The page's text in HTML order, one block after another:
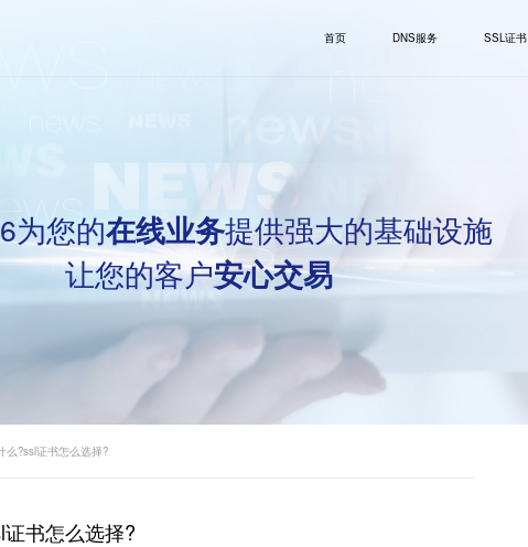
首页 DNS服务 SSL证书
为您的在线业务提供强大的基础设施
让您的客户安心交易
么?ssl证书怎么选择?
书怎么选择?